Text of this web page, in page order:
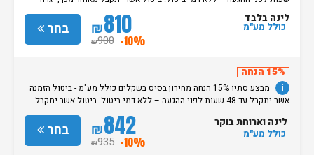
חיוב בסך 50% מעלות ההזמנה. אי הגעה ללא כל הודעה מוקדמת תגרור חיוב
בסך 100% מעלות ההזמנה. מדיניות קבלת/עזיבת חדרים: שעת קבלת החדרים
הינה החל מהשעה 15:00. בימי שבת / חג: קבלת חדרים החל מצאת
השבת/החג. שעת עזיבת חדרים בכל ימות השבוע עד השעה 11:00. בימי שבת/
בחר ₪810
₪900 -10%
לינה בלבד
כולל מע"מ
15% הנחה
i
מבצע סתיו 15% הנחה מחירון בסיס בשקלים כולל מע"מ - ביטול הזמנה
אשר יתקבל עד 48 שעות לפני ההגעה – ללא דמי ביטול. ביטול אשר יתקבל
מאוחר מכך, יגרור חיוב בסך 50% מעלות ההזמנה. אי הגעה ללא כל הודעה
מוקדמת תגרור חיוב בסך 100% מעלות ההזמנה. מדיניות קבלת/עזיבת חדרים:
שעת קבלת החדרים הינה החל מהשעה 15:00. בימי שבת / חג: קבלת חדרים
החל מצאת השבת/החג. שעת עזיבת חדרים בכל ימות השבוע עד השעה 11:00.
בחר ₪842
₪935 -10%
לינה וארוחת בוקר
כולל מע"מ